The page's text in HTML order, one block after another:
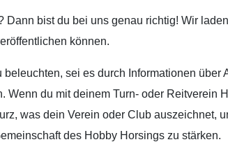
bist du bei uns genau richtig! Wir
können.
sei es durch Informationen über
du mit deinem Turn- oder Reitverein
was dein Verein oder Club auszeichnet,
des Hobby Horsings zu stärken.